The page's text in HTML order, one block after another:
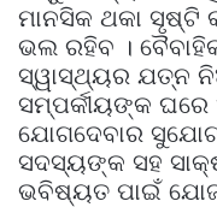
ମାନସିକ ଥକା ସୃଷ୍ଟି
ଭଲ ରହିବ ।
ସ୍ୱାସ୍ଥ୍ୟର ଯତ୍ନ
ସମ୍ପର୍କୀୟଙ୍କ
ଯୋଗଦେବାର
ସଦସ୍ୟଙ୍କ ସହ
ଭବିଷ୍ୟତ ପାଇଁ